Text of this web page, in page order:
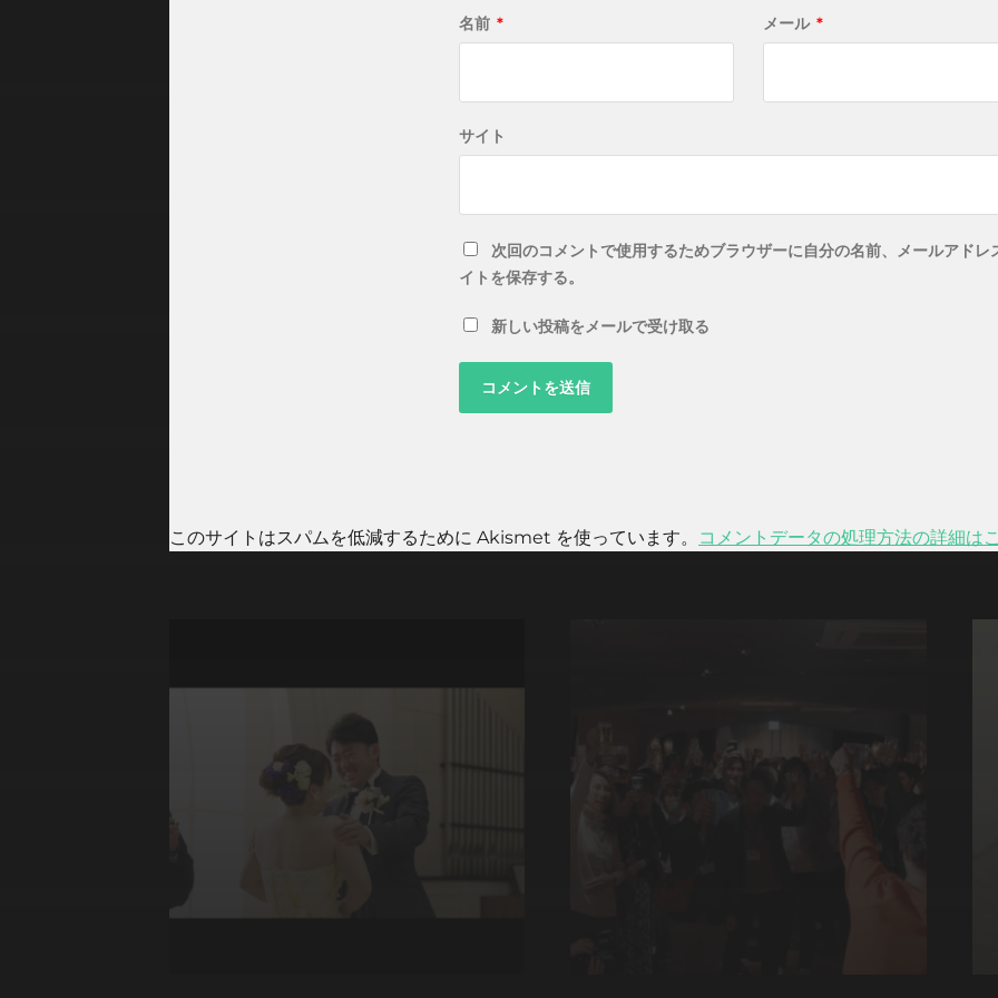
名前 * メール *
サイト
次回のコメントで使用するためブラウザーに自分の名前、メールアドレ
イトを保存する。
新しい投稿をメールで受け取る
このサイトはスパムを低減するために Akismet を使っています。 コメントデータの処理方法の詳細は